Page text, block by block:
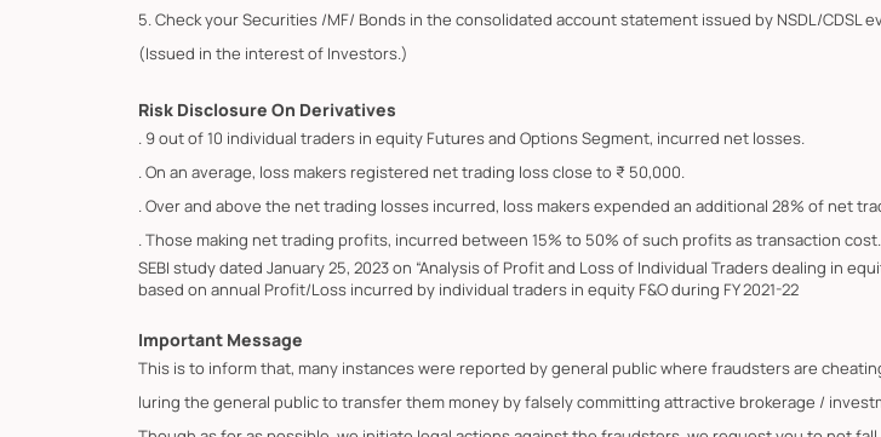
5. Check your Securities /MF/ Bonds in the consolidated account statement issued by NSDL/CDSL
(Issued in the interest of Investors.)
Risk Disclosure On Derivatives
. 9 out of 10 individual traders in equity Futures and Options Segment, incurred net losses.
. On an average, loss makers registered net trading loss close to ₹ 50,000.
. Over and above the net trading losses incurred, loss makers expended an additional 28% of net
. Those making net trading profits, incurred between 15% to 50% of such profits as transaction cost.
SEBI study dated January 25, 2023 on “Analysis of Profit and Loss of Individual Traders dealing in
based on annual Profit/Loss incurred by individual traders in equity F&O during FY 2021-22
Important Message
This is to inform that, many instances were reported by general public where fraudsters are
luring the general public to transfer them money by falsely committing attractive brokerage /